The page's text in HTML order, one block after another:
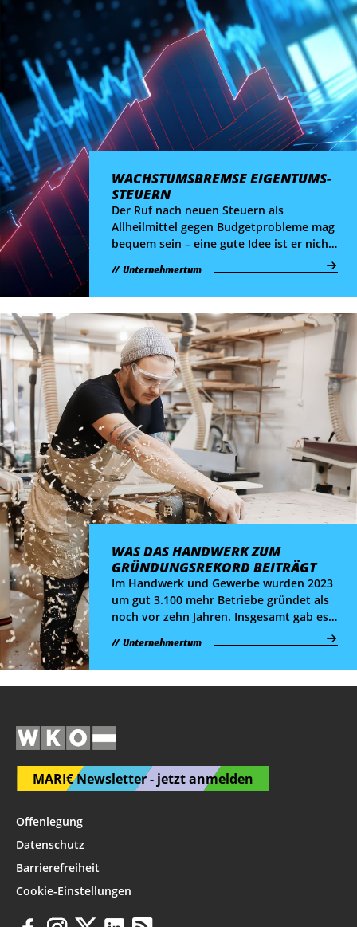
WACHSTUMS­BREMSE EIGENTUMS­
STEUERN
Der Ruf nach neuen Steuern als
Allheilmittel gegen Budgetprobleme mag
bequem sein – eine gute Idee ist er nicht.
Kollateralschäden wären erheblich.
Unternehmertum
WAS DAS HANDWERK ZUM
GRÜNDUNGSREKORD BEITRÄGT
Im Handwerk und Gewerbe wurden 2023
um gut 3.100 mehr Betriebe gründet als
noch vor zehn Jahren. Insgesamt gab es
Unternehmertum
MARI€ Newsletter - jetzt anmelden
Offenlegung
Datenschutz
Barrierefreiheit
Cookie-Einstellungen